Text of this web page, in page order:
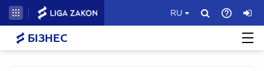
RU
БІЗНЕС